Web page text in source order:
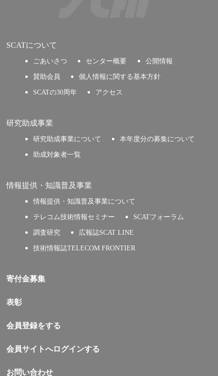
SCATについて
ごあいさつ センター概要
公開情報
賛助会員
個人情報に関する基本方針
SCATの30周年
アクセス
研究助成事業
研究助成事業について
本年度分の募集について
助成対象者一覧
情報提供・知識普及事業
情報提供・知識普及事業について
テレコム技術情報セミナー
SCATフォーラム
調査研究
広報誌SCAT LINE
技術情報誌TELECOM FRONTIER
寄付金募集
表彰
会員登録をする
会員サイトへログインする
お問い合わせ